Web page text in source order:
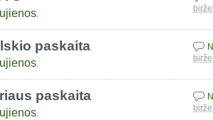
.
paskaita
.
paskaita
.